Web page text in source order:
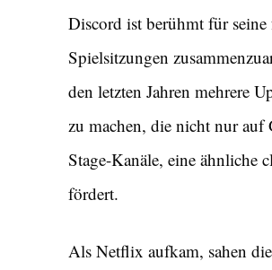
Discord ist berühmt für
Spielsitzungen
den letzten Jahren mehrere
zu machen, die nicht nur
Stage-Kanäle, eine ähnliche
fördert.
Als Netflix aufkam, sahen